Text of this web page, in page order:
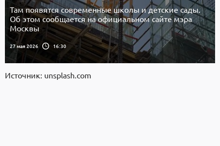
Там появятся современные школы и детские сады.
Об этом сообщается на официальном сайте мэра
Москвы
27 мая 2026 16:30
Источник: unsplash.com